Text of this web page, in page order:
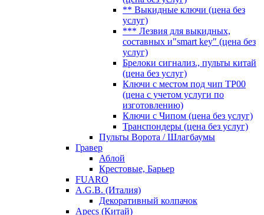
** Выкидные ключи (цена без
услуг)
*** Лезвия для выкидных,
составных и"smart key" (цена без
услуг)
Брелоки сигнализ., пульты китай
(цена без услуг)
Ключи с местом под чип TP00
(цена с учетом услуги по
изготовлению)
Ключи с Чипом (цена без услуг)
Транспондеры (цена без услуг)
Пульты Ворота / Шлагбаумы
Гравер
Аблой
Крестовые, Барьер
FUARO
A.G.B. (Италия)
Декоративный колпачок
Apecs (Китай)